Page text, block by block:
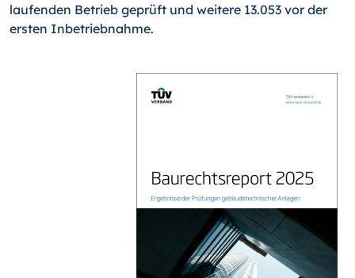
laufenden Betrieb geprüft und weitere 13.053 vor der
ersten Inbetriebnahme.